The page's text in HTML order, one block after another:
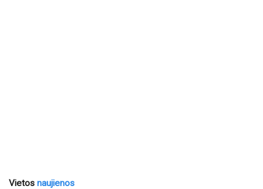
Vietos naujienos